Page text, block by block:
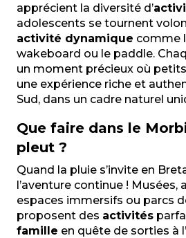
apprécient la diversité d’
adolescents se tournent
activité dynamique comme
wakeboard ou le paddle.
un moment précieux où
une expérience riche et
Sud, dans un cadre naturel
Que faire dans le
pleut ?
Quand la pluie s’invite en
l’aventure continue ! Musées,
espaces immersifs ou parcs
proposent des activités
famille en quête de sorties à